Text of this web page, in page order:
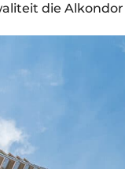
die Alkondor